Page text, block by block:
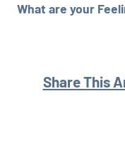
What are your
Share This